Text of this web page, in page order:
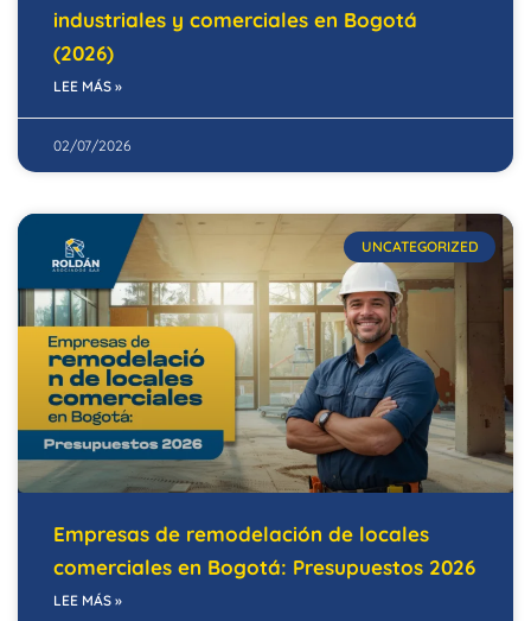
industriales y comerciales en Bogotá
(2026)
LEE MÁS »
02/07/2026
UNCATEGORIZED
Empresas de remodelación de locales
comerciales en Bogotá: Presupuestos 2026
LEE MÁS »